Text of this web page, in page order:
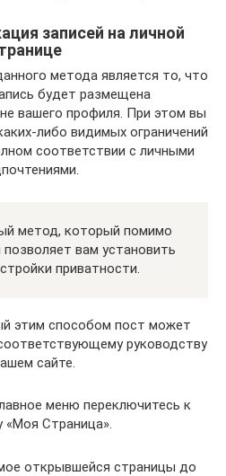
записей на личной
метода является то, что
будет размещена
вашего профиля. При этом вы
либо видимых ограничений
соответствии с личными
метод, который помимо
вам установить
приватности.
этим способом пост может
руководству
сайте.
меню переключитесь к
«Моя Страница».
открывшейся страницы до